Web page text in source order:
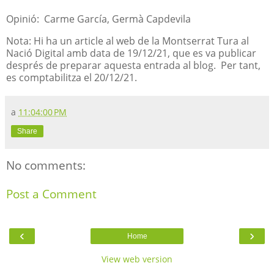
Opinió: Carme García, Germà Capdevila
Nota: Hi ha un article al web de la Montserrat Tura al
Nació Digital amb data de 19/12/21, que es va publicar
després de preparar aquesta entrada al blog. Per tant,
es comptabilitza el 20/12/21.
a 11:04:00 PM
Share
No comments:
Post a Comment
‹ ›
Home
View web version